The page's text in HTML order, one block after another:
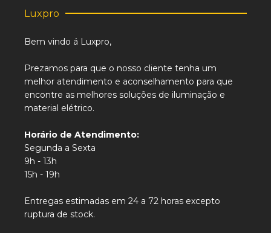
Luxpro
Bem vindo á Luxpro,
Prezamos para que o nosso cliente tenha um
melhor atendimento e aconselhamento para que
encontre as melhores soluções de iluminação e
material elétrico.
Horário de Atendimento:
Segunda a Sexta
9h - 13h
15h - 19h
Entregas estimadas em 24 a 72 horas excepto
ruptura de stock.